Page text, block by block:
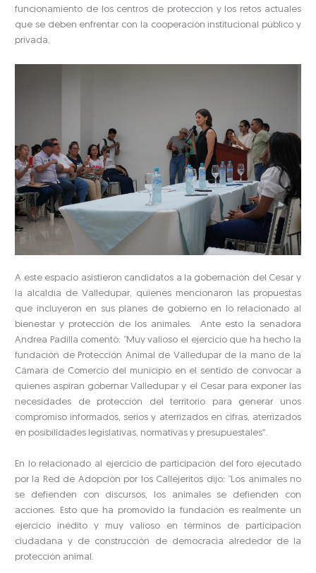
funcionamiento de los centros de protección y los retos actuales
que se deben enfrentar con la cooperación institucional público y
privada.
A este espacio asistieron candidatos a la gobernación del Cesar y
la alcaldía de Valledupar, quienes mencionaron las propuestas
que incluyeron en sus planes de gobierno en lo relacionado al
bienestar y protección de los animales. Ante esto la senadora
Andrea Padilla comentó: “Muy valioso el ejercicio que ha hecho la
fundación de Protección Animal de Valledupar de la mano de la
Cámara de Comercio del municipio en el sentido de convocar a
quienes aspiran gobernar Valledupar y el Cesar para exponer las
necesidades de protección del territorio para generar unos
compromiso informados, serios y aterrizados en cifras, aterrizados
en posibilidades legislativas, normativas y presupuestales”.
En lo relacionado al ejercicio de participación del foro ejecutado
por la Red de Adopción por los Callejeritos dijo: “Los animales no
se defienden con discursos, los animales se defienden con
acciones. Esto que ha promovido la fundación es realmente un
ejercicio inédito y muy valioso en términos de participación
ciudadana y de construcción de democracia alrededor de la
protección animal.